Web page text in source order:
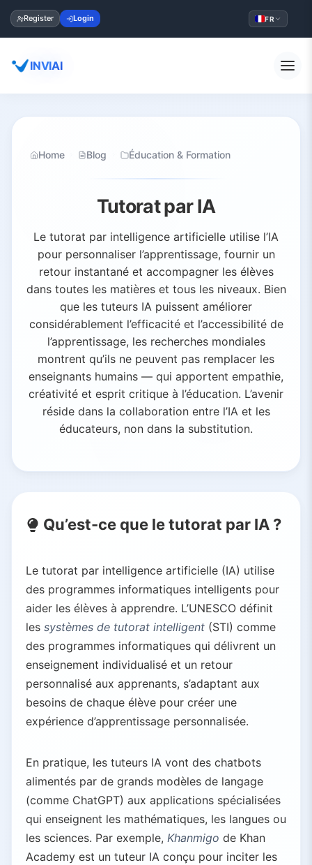
Register Login FR
INVIAI
Home Blog Éducation & Formation
Tutorat par IA
Le tutorat par intelligence artificielle utilise l’IA
pour personnaliser l’apprentissage, fournir un
retour instantané et accompagner les élèves
dans toutes les matières et tous les niveaux. Bien
que les tuteurs IA puissent améliorer
considérablement l’efficacité et l’accessibilité de
l’apprentissage, les recherches mondiales
montrent qu’ils ne peuvent pas remplacer les
enseignants humains — qui apportent empathie,
créativité et esprit critique à l’éducation. L’avenir
réside dans la collaboration entre l’IA et les
éducateurs, non dans la substitution.
Qu’est-ce que le tutorat par IA ?
Le tutorat par intelligence artificielle (IA) utilise
des programmes informatiques intelligents pour
aider les élèves à apprendre. L’UNESCO définit
les systèmes de tutorat intelligent (STI) comme
des programmes informatiques qui délivrent un
enseignement individualisé et un retour
personnalisé aux apprenants, s’adaptant aux
besoins de chaque élève pour créer une
expérience d’apprentissage personnalisée.
En pratique, les tuteurs IA vont des chatbots
alimentés par de grands modèles de langage
(comme ChatGPT) aux applications spécialisées
qui enseignent les mathématiques, les langues ou
les sciences. Par exemple, Khanmigo de Khan
Academy est un tuteur IA conçu pour inciter les